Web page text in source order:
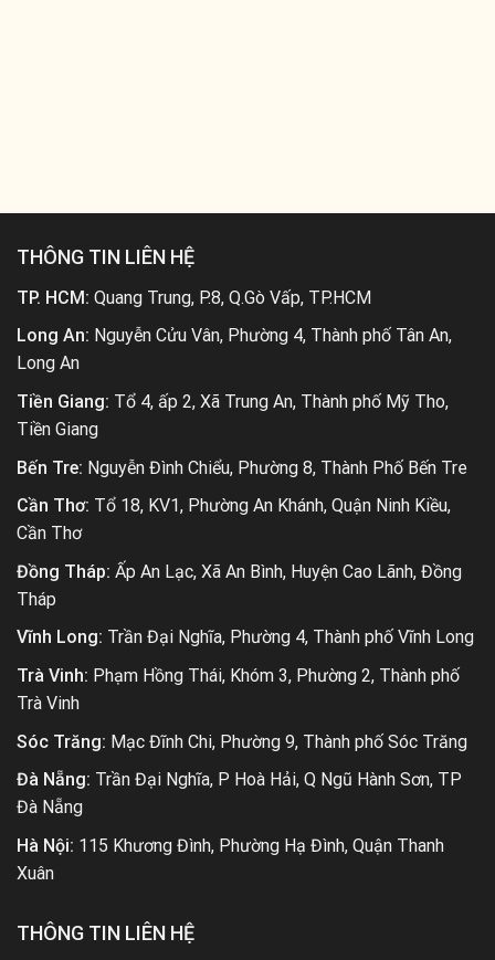
THÔNG TIN LIÊN HỆ
TP. HCM: Quang Trung, P.8, Q.Gò Vấp, TP.HCM
Long An: Nguyễn Cửu Vân, Phường 4, Thành phố Tân An,
Long An
Tiền Giang: Tổ 4, ấp 2, Xã Trung An, Thành phố Mỹ Tho,
Tiền Giang
Bến Tre: Nguyễn Đình Chiểu, Phường 8, Thành Phố Bến Tre
Cần Thơ: Tổ 18, KV1, Phường An Khánh, Quận Ninh Kiều,
Cần Thơ
Đồng Tháp: Ấp An Lạc, Xã An Bình, Huyện Cao Lãnh, Đồng
Tháp
Vĩnh Long: Trần Đại Nghĩa, Phường 4, Thành phố Vĩnh Long
Trà Vinh: Phạm Hồng Thái, Khóm 3, Phường 2, Thành phố
Trà Vinh
Sóc Trăng: Mạc Đĩnh Chi, Phường 9, Thành phố Sóc Trăng
Đà Nẵng: Trần Đại Nghĩa, P Hoà Hải, Q Ngũ Hành Sơn, TP
Đà Nẵng
Hà Nội: 115 Khương Đình, Phường Hạ Đình, Quận Thanh
Xuân
THÔNG TIN LIÊN HỆ